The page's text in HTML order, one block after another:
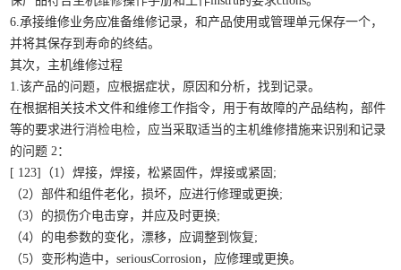
6.承接维修业务应准备维修记录，和产品使用或管理单元保存一个，
并将其保存到寿命的终结。
其次，主机维修过程
1.该产品的问题，应根据症状，原因和分析，找到记录。
在根据相关技术文件和维修工作指令，用于有故障的产品结构，部件
等的要求进行消检电检，应当采取适当的主机维修措施来识别和记录
的问题 2：
[ 123]（1）焊接，焊接，松紧固件，焊接或紧固;
（2）部件和组件老化，损坏，应进行修理或更换;
（3）的损伤介电击穿，并应及时更换;
（4）的电参数的变化，漂移，应调整到恢复;
（5）变形构造中，seriousCorrosion，应修理或更换。